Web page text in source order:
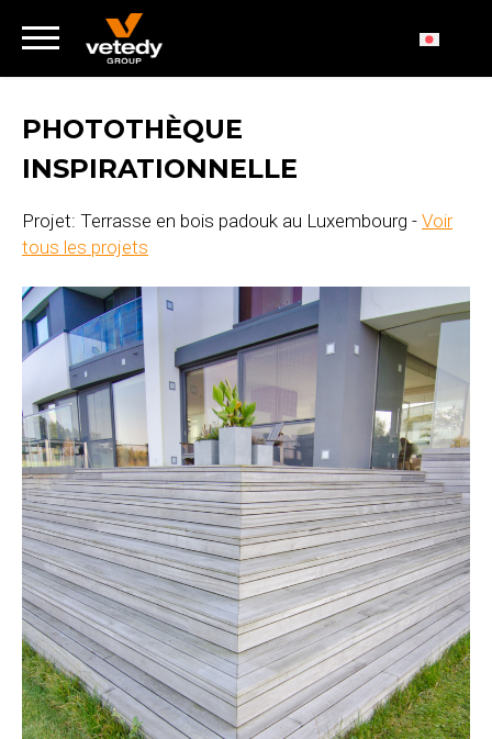
PHOTOTHÈQUE
INSPIRATIONNELLE
Projet: Terrasse en bois padouk au Luxembourg - Voir
tous les projets